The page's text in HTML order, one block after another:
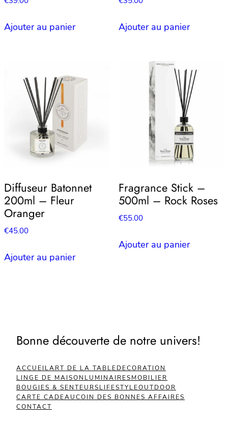
Ajouter au panier Ajouter au panier
Diffuseur Batonnet
200ml – Fleur
Oranger
€45.00
Ajouter au panier
Fragrance Stick –
500ml – Rock Roses
€55.00
Ajouter au panier
Bonne découverte de notre univers!
ACCUEILART DE LA TABLEDECORATION
LINGE DE MAISON LUMINAIRESMOBILIER
BOUGIES & SENTEURSLIFESTYLEOUTDOOR
CARTE CADEAUCOIN DES BONNES AFFAIRES
CONTACT